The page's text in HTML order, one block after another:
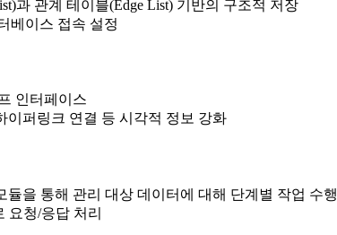
과 관계 테이블(Edge List) 기반의 구조적 저장
베이스 접속 설정
인터페이스
이퍼링크 연결 등 시각적 정보 강화
듈을 통해 관리 대상 데이터에 대해 단계별 작업 수행
요청/응답 처리